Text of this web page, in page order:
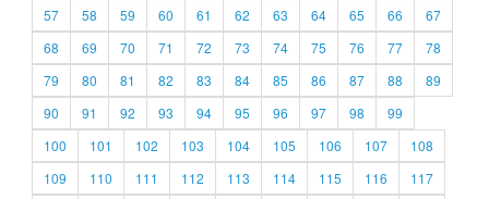
57
58 59 60 61 62 63 64 65 66
67
68
69 70 71 72 73 74 75 76 77
78
79
80 81 82 83 84 85 86 87 88
89
90
91 92 93 94 95 96 97 98
99
100
101 102 103 104 105 106 107
108
109
110 111 112 113 114 115 116
117